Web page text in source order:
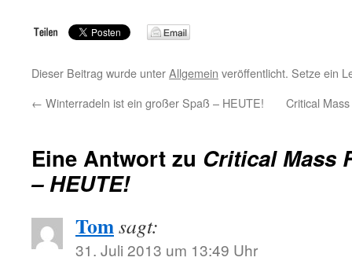
Dieser Beitrag wurde unterAllgemein veröffentlicht. Setze ein
← Winterradeln ist ein großer Spaß – HEUTE! Critical
Eine Antwort zu Critical Mass
– HEUTE!
Tomsagt:
31. Juli 2013 um 13:49 Uhr